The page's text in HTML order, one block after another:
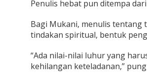
Penulis hebat pun ditempa
Bagi Mukani, menulis tentang
tindakan spiritual, bentuk
“Ada nilai-nilai luhur yang
kehilangan keteladanan,”